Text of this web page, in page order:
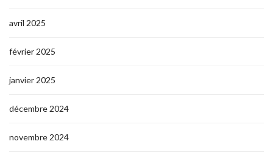
avril 2025
février 2025
janvier 2025
décembre 2024
novembre 2024